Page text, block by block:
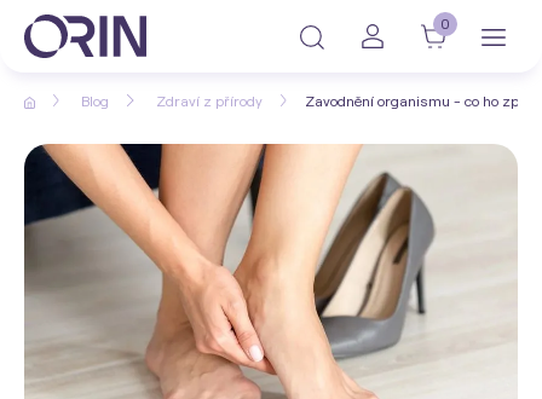
0
Blog Zdraví z přírody Zavodnění organismu - co ho